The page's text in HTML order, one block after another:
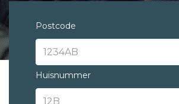
Postcode
Huisnummer